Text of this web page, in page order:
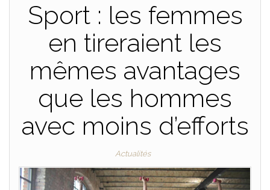
Sport : les femmes
en tireraient les
mêmes avantages
que les hommes
avec moins d’efforts
Actualités